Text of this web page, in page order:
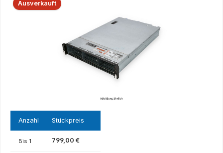
Ausverkauft
Anzahl Stückpreis
Bis 1 799,00 €